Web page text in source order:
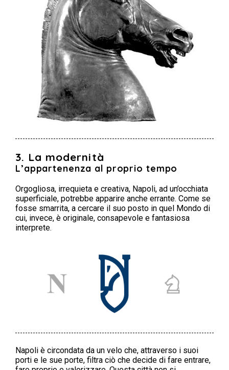
3. La modernità
L’appartenenza al proprio tempo
Orgogliosa, irrequieta e creativa, Napoli, ad un’occhiata
superficiale, potrebbe apparire anche errante. Come se
fosse smarrita, a cercare il suo posto in quel Mondo di
cui, invece, è originale, consapevole e fantasiosa
interprete.
Napoli è circondata da un velo che, attraverso i suoi
porti e le sue porte, filtra ciò che decide di fare entrare,